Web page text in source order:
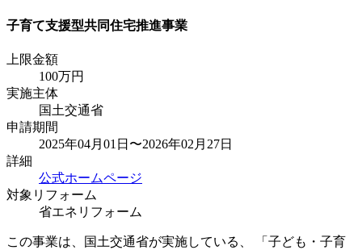
子育て支援型共同住宅推進事業
上限金額
100万円
実施主体
国土交通省
申請期間
2025年04月01日〜2026年02月27日
詳細
公式ホームページ
対象リフォーム
省エネリフォーム
この事業は、国土交通省が実施している、 「子ども・子育